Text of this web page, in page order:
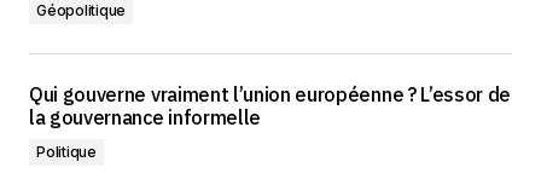
Géopolitique
Qui gouverne vraiment l’union européenne ? L’essor de
la gouvernance informelle
Politique